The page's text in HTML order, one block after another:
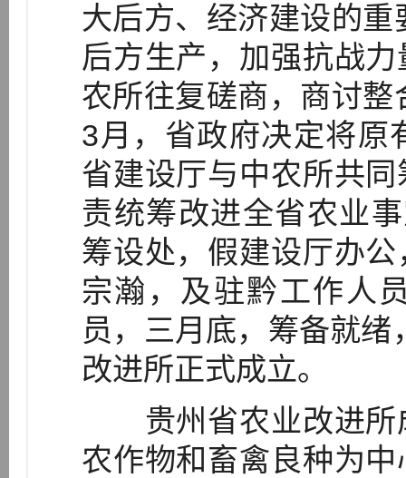
大后方、经济建设的
后方生产，加强抗战
农所往复磋商，商讨
3月，省政府决定将原
省建设厅与中农所共
责统筹改进全省农业
筹设处，假建设厅办
宗瀚，及驻黔工作人
员，三月底，筹备就
改进所正式成立。
贵州省农业改进所
农作物和畜禽良种为